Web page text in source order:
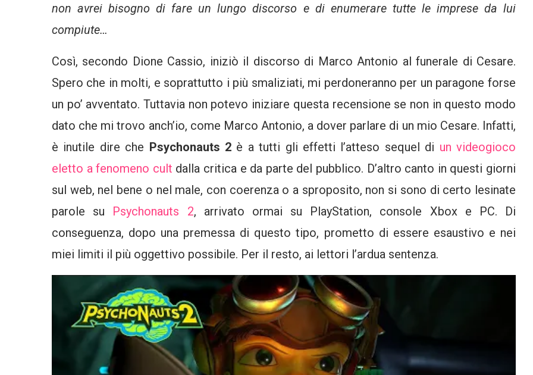
non avrei bisogno di fare un lungo discorso e di enumerare tutte le imprese da lui
compiute…
Così, secondo Dione Cassio, iniziò il discorso di Marco Antonio al funerale di Cesare.
Spero che in molti, e soprattutto i più smaliziati, mi perdoneranno per un paragone forse
un po’ avventato. Tuttavia non potevo iniziare questa recensione se non in questo modo
dato che mi trovo anch’io, come Marco Antonio, a dover parlare di un mio Cesare. Infatti,
è inutile dire che Psychonauts 2 è a tutti gli effetti l’atteso sequel di un videogioco
eletto a fenomeno cult dalla critica e da parte del pubblico. D’altro canto in questi giorni
sul web, nel bene o nel male, con coerenza o a sproposito, non si sono di certo lesinate
parole su Psychonauts 2, arrivato ormai su PlayStation, console Xbox e PC. Di
conseguenza, dopo una premessa di questo tipo, prometto di essere esaustivo e nei
miei limiti il più oggettivo possibile. Per il resto, ai lettori l’ardua sentenza.